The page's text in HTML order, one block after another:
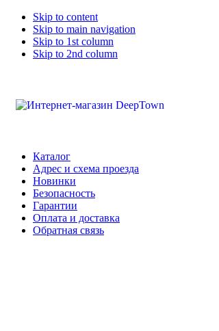
Skip to content
Skip to main navigation
Skip to 1st column
Skip to 2nd column
Каталог
Адрес и схема проезда
Новинки
Безопасность
Гарантии
Оплата и доставка
Обратная связь